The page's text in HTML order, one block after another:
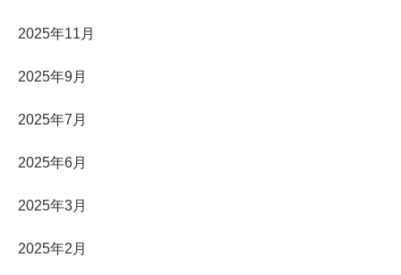
2025年11月
2025年9月
2025年7月
2025年6月
2025年3月
2025年2月